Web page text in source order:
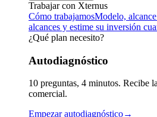
Trabajar con Xternus
Cómo trabajamosModelo,
alcances y estime su inversión
¿Qué plan necesito?
Autodiagnóstico
10 preguntas, 4 minutos. Recibe
comercial.
Empezar autodiagnóstico→